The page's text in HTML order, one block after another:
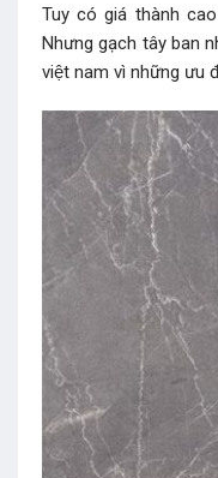
Tuy có giá thành
Nhưng gạch tây ban
việt nam vì những ưu